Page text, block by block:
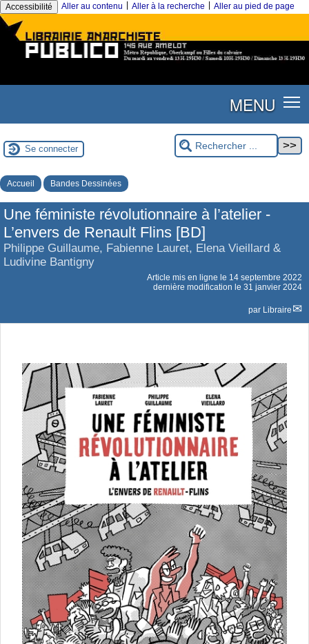
Accessibilité Aller au contenu Aller à la recherche Aller au pied de page
MENU
Se connecter
Accueil Bandes Dessinées
Une féministe révolutionnaire à l’atelier -
L’envers de Renault Flins [BD]
Philippe Guillaume, Fabienne Lauret, Elena Vieillard &
Ludivine Bantigny
Article mis en ligne le 14 septembre 2022
dernière modification le 31 janvier 2024
par Libraire